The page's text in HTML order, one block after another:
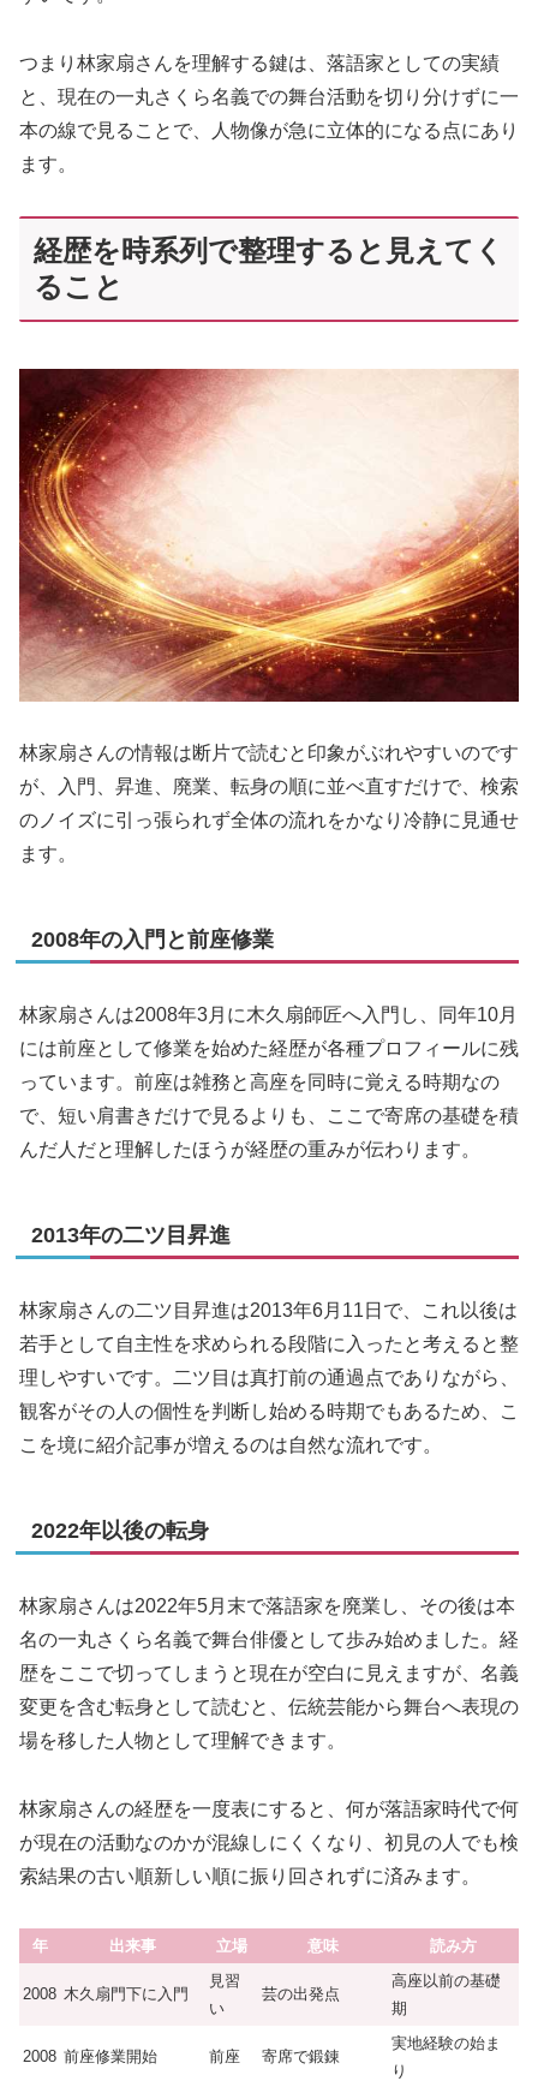
つまり林家扇さんを理解する鍵は、落語家としての実績
と、現在の一丸さくら名義での舞台活動を切り分けずに一
本の線で見ることで、人物像が急に立体的になる点にあり
ます。
経歴を時系列で整理すると見えてく
ること
林家扇さんの情報は断片で読むと印象がぶれやすいのです
が、入門、昇進、廃業、転身の順に並べ直すだけで、検索
のノイズに引っ張られず全体の流れをかなり冷静に見通せ
ます。
2008年の入門と前座修業
林家扇さんは2008年3月に木久扇師匠へ入門し、同年10月
には前座として修業を始めた経歴が各種プロフィールに残
っています。前座は雑務と高座を同時に覚える時期なの
で、短い肩書きだけで見るよりも、ここで寄席の基礎を積
んだ人だと理解したほうが経歴の重みが伝わります。
2013年の二ツ目昇進
林家扇さんの二ツ目昇進は2013年6月11日で、これ以後は
若手として自主性を求められる段階に入ったと考えると整
理しやすいです。二ツ目は真打前の通過点でありながら、
観客がその人の個性を判断し始める時期でもあるため、こ
こを境に紹介記事が増えるのは自然な流れです。
2022年以後の転身
林家扇さんは2022年5月末で落語家を廃業し、その後は本
名の一丸さくら名義で舞台俳優として歩み始めました。経
歴をここで切ってしまうと現在が空白に見えますが、名義
変更を含む転身として読むと、伝統芸能から舞台へ表現の
場を移した人物として理解できます。
林家扇さんの経歴を一度表にすると、何が落語家時代で何
が現在の活動なのかが混線しにくくなり、初見の人でも検
索結果の古い順新しい順に振り回されずに済みます。
年 出来事 立場 意味 読み方
2008 木久扇門下に入門
見習
い
芸の出発点
高座以前の基礎
期
2008 前座修業開始 前座 寄席で鍛錬
実地経験の始ま
り